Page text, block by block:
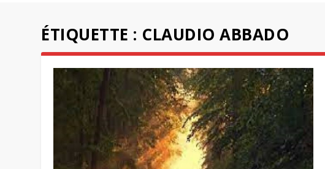
ÉTIQUETTE : CLAUDIO ABBADO